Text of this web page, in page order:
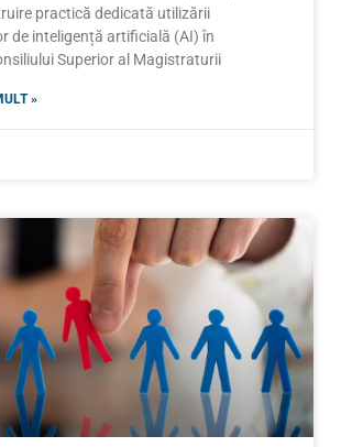
practică dedicată utilizării
de inteligență artificială (AI) în
Superior al Magistraturii
»